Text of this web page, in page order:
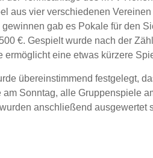
aus vier verschiedenen
gab es Pokale für den
€. Gespielt wurde nach der
ermöglicht eine etwas kürzere
übereinstimmend festgelegt,
Sonntag, alle Gruppenspiele
anschließend ausgewertet